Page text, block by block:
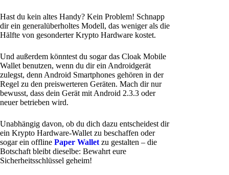
Hast du kein altes Handy? Kein Problem! Schnapp
dir ein generalüberholtes Modell, das weniger als die
Hälfte von gesonderter Krypto Hardware kostet.
Und außerdem könntest du sogar das Cloak Mobile
Wallet benutzen, wenn du dir ein Androidgerät
zulegst, denn Android Smartphones gehören in der
Regel zu den preiswerteren Geräten. Mach dir nur
bewusst, dass dein Gerät mit Android 2.3.3 oder
neuer betrieben wird.
Unabhängig davon, ob du dich dazu entscheidest dir
ein Krypto Hardware-Wallet zu beschaffen oder
sogar ein offline Paper Wallet zu gestalten – die
Botschaft bleibt dieselbe: Bewahrt eure
Sicherheitsschlüssel geheim!